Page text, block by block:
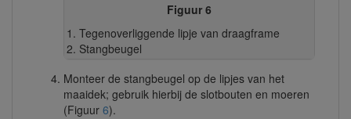
Figuur 6
Tegenoverliggende lipje van draagframe
Stangbeugel
Monteer de stangbeugel op de lipjes van het
maaidek; gebruik hierbij de slotbouten en moeren
(Figuur 6).